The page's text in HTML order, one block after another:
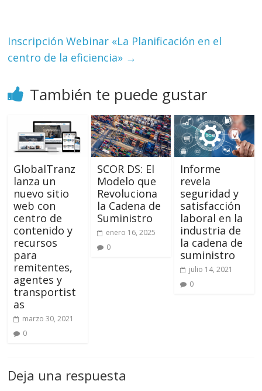
Inscripción Webinar «La Planificación en el
centro de la eficiencia» →
También te puede gustar
GlobalTranz
lanza un
nuevo sitio
web con
centro de
contenido y
recursos
para
remitentes,
agentes y
transportist
as
marzo 30, 2021
0
SCOR DS: El
Modelo que
Revoluciona
la Cadena de
Suministro
enero 16, 2025
0
Informe
revela
seguridad y
satisfacción
laboral en la
industria de
la cadena de
suministro
julio 14, 2021
0
Deja una respuesta